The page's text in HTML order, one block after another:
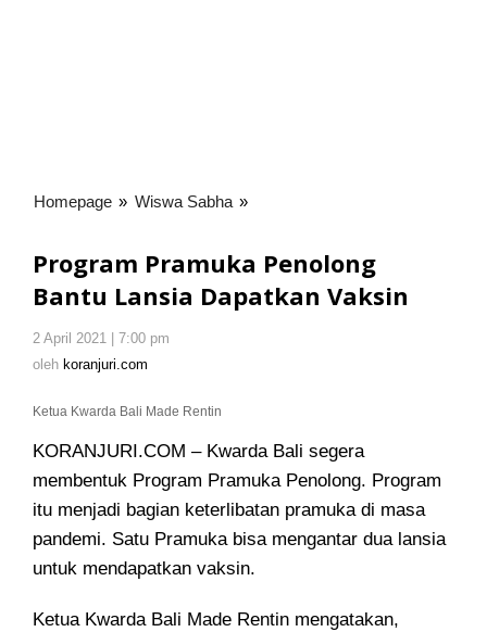
Homepage » Wiswa Sabha »
Bantu
Lansia
Program Pramuka Penolong
Bantu Lansia Dapatkan Vaksin
2 April 2021 | 7:00 pm
oleh koranjuri.com
Ketua Kwarda Bali Made Rentin
KORANJURI.COM – Kwarda Bali segera
membentuk Program Pramuka Penolong. Program
itu menjadi bagian keterlibatan pramuka di masa
pandemi. Satu Pramuka bisa mengantar dua lansia
untuk mendapatkan vaksin.
Ketua Kwarda Bali Made Rentin mengatakan,